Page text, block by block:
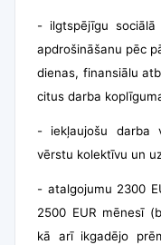
- ilgtspējīgu sociālā
apdrošināšanu pēc
dienas, finansiālu
citus darba
- iekļaujošu darba
vērstu kolektīvu un
- atalgojumu 2300
2500 EUR mēnesī
kā arī ikgadējo